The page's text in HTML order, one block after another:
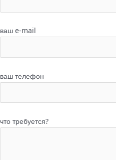
ваш e-mail
ваш телефон
что требуется?